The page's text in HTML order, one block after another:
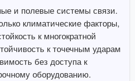
и полевые системы связи.
климатические факторы,
к многократной
к точечным ударам
без доступа к
оборудованию.